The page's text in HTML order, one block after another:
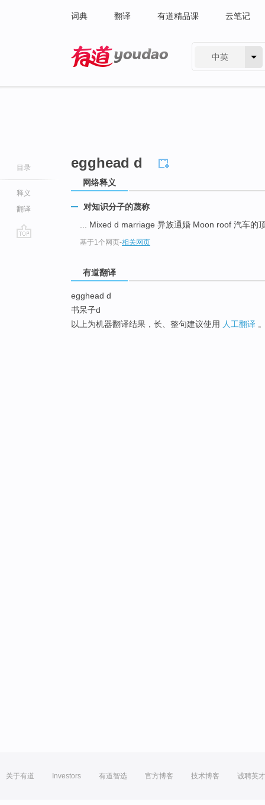
词典 翻译 有道精品课 云笔记
中英
目录
释义
翻译
egghead d
网络释义
对知识分子的蔑称
... Mixed d marriage 异族通婚 Moon roof 汽车的
基于1个网页-相关网页
有道翻译
egghead d
书呆子d
以上为机器翻译结果，长、整句建议使用 人工翻译
关于有道 Investors 有道智选 官方博客 技术博客 诚聘英才